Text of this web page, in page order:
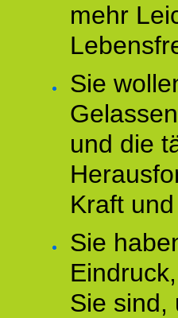
mehr
Sie
und die
Kraft
Sie
Sie sind,